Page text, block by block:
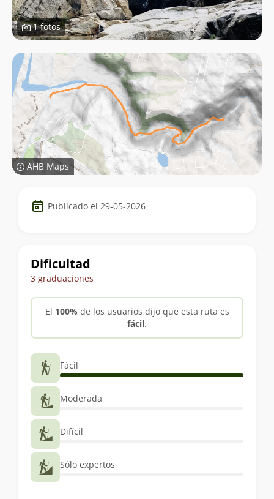
1 fotos
AHB Maps
Datos
del Publicado el 29-05-2026
Dificultad
3 graduaciones
El 100% de los usuarios dijo que esta ruta es
fácil.
Fácil
Moderada
Difícil
Sólo expertos